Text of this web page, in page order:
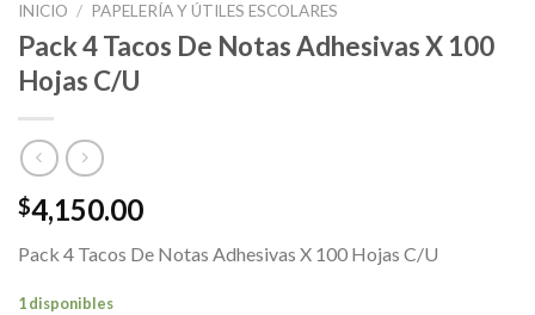
INICIO / PAPELERÍA Y ÚTILES ESCOLARES
Pack 4 Tacos De Notas Adhesivas X 100
Hojas C/U
$4,150.00
Pack 4 Tacos De Notas Adhesivas X 100 Hojas C/U
1 disponibles